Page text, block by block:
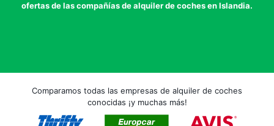
ofertas de las compañías de alquiler de coches en Islandia.
Comparamos todas las empresas de alquiler de coches
conocidas ¡y muchas más!